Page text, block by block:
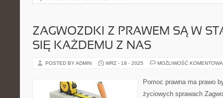
ZAGWOZDKI Z PRAWEM SĄ W
SIĘ KAŻDEMU Z NAS
POSTED BY ADMIN WRZ - 18 - 2025 MOŻLIWOŚĆ
Pomoc prawna ma prawo
życiowych sprawach